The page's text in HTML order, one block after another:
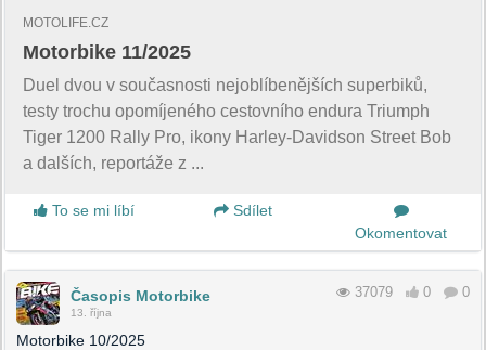
MOTOLIFE.CZ
Motorbike 11/2025
Duel dvou v současnosti nejoblíbenějších superbiků,
testy trochu opomíjeného cestovního endura Triumph
Tiger 1200 Rally Pro, ikony Harley-Davidson Street Bob
a dalších, reportáže z ...
To se mi líbí
Sdílet
Okomentovat
Časopis Motorbike
13. října
37079 0 0
Motorbike 10/2025